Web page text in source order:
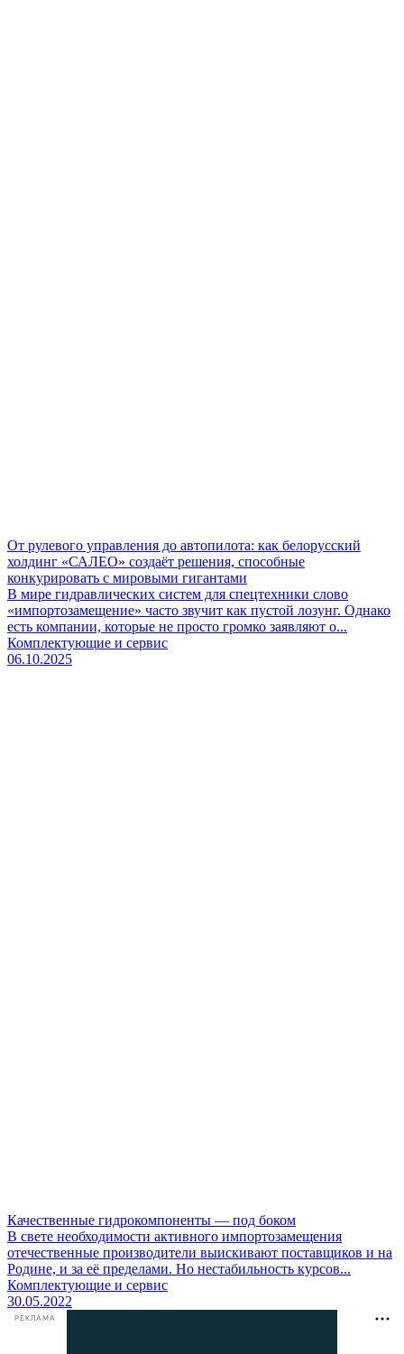
От рулевого управления до автопилота: как белорусский
холдинг «САЛЕО» создаёт решения, способные
конкурировать с мировыми гигантами
В мире гидравлических систем для спецтехники слово
«импортозамещение» часто звучит как пустой лозунг. Однако
есть компании, которые не просто громко заявляют о...
Комплектующие и сервис
06.10.2025
Качественные гидрокомпоненты — под боком
В свете необходимости активного импортозамещения
отечественные производители выискивают поставщиков и на
Родине, и за её пределами. Но нестабильность курсов...
Комплектующие и сервис
30.05.2022
РЕКЛАМА